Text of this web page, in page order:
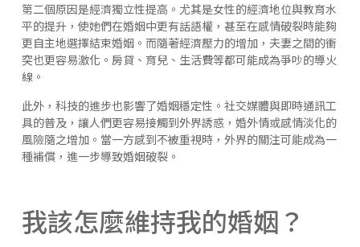
第二個原因是經濟獨立性提高。尤其是女性的經濟地位與教育水
平的提升，使她們在婚姻中更有話語權，甚至在感情破裂時能夠
更自主地選擇結束婚姻。而隨著經濟壓力的增加，夫妻之間的衝
突也更容易激化。房貸、育兒、生活費等都可能成為爭吵的導火
線。
此外，科技的進步也影響了婚姻穩定性。社交媒體與即時通訊工
具的普及，讓人們更容易接觸到外界誘惑，婚外情或感情淡化的
風險隨之增加。當一方感到不被重視時，外界的關注可能成為一
種補償，進一步導致婚姻破裂。
我該怎麼維持我的婚姻？